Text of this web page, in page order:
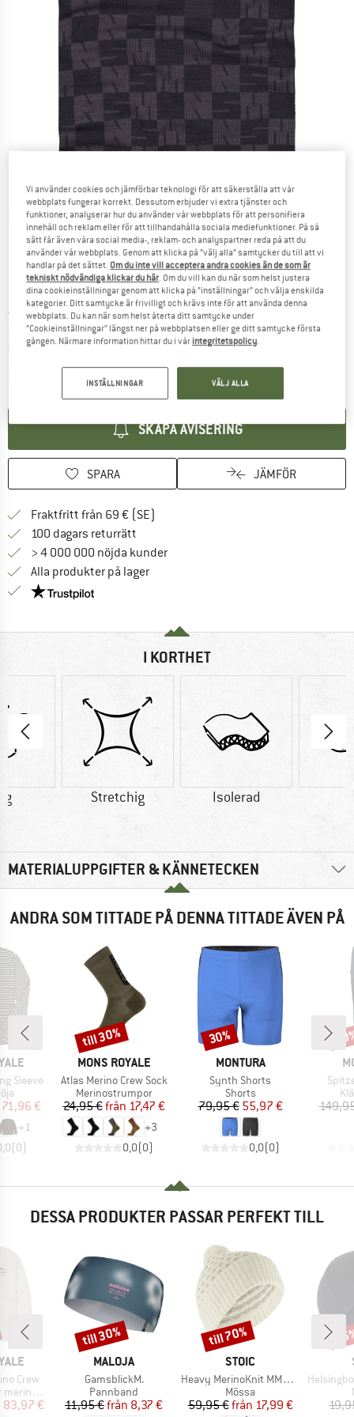
Detaljbilder
Pris:
44,95€ inkl. moms
KR492,00
plus fraktkostnaderInformation om fraktkostnader. Öppnas i en inforuta
Produkten är för tillfället tyvärr slutsåld Länken öppnas i en inforuta
SKAPA AVISERING
SPARA JÄMFÖR
Fraktfritt från 69 € (SE)
100 dagars returrätt
> 4 000 000 nöjda kunder
Alla produkter på lager
Trust Pilot-garanti - hitta all information här!
I KORTHET
g Stretchig Isolerad
MATERIALUPPGIFTER & KÄNNETECKEN
ANDRA SOM TITTADE PÅ DENNA TITTADE ÄVEN PÅ
Sleeve
pris
71,96 €
+1
(0)
VARUMÄRKE
MONS ROYALE
Produkter
Atlas Merino Crew Sock
Produktgrupp
Merinostrumpor
Pris
24,95 € Reducerat pris
från 17,47 €
+3
0,0(0)
Rabatt
till 30%
VARUMÄRKE
MONTURA
Produkter
Synth Shorts
Produktgrupp
Shorts
Pris
79,95 €Reducerat pris
55,97 €
0,0(0)
Rabatt
30%
DESSA PRODUKTER PASSAR PERFEKT TILL
Crew
pris
83,97 €
VARUMÄRKE
MALOJA
Produkter
GamsblickM.
Produktgrupp
Pannband
Pris
11,95 € Reducerat pris
från 8,37 €
Rabatt
till 30%
VARUMÄRKE
STOIC
Produkter
Heavy MerinoKnit MMXX.Norrbotten Beanie
Produktgrupp
Mössa
Pris
59,95 € Reducerat pris
från 17,99 €
Rabatt
till 70%
Produkter
Vi använder cookies och jämförbar teknologi för att säkerställa att vår
webbplats fungerar korrekt. Dessutom erbjuder vi extra tjänster och
funktioner, analyserar hur du använder vår webbplats för att personifiera
innehåll och reklam eller för att tillhandahålla sociala mediefunktioner. På så
sätt får även våra social media-, reklam- och analyspartner reda på att du
använder vår webbplats. Genom att klicka på ”välj alla” samtycker du till att vi
handlar på det sättet. Om du inte vill acceptera andra cookies än de som är
tekniskt nödvändiga klickar du här. Om du vill kan du när som helst justera
dina cookieinställningar genom att klicka på ”inställningar” och välja enskilda
kategorier. Ditt samtycke är frivilligt och krävs inte för att använda denna
webbplats. Du kan när som helst återta ditt samtycke under
”Cookieinställningar” längst ner på webbplatsen eller ge ditt samtycke första
gången. Närmare information hittar du i vår integritetspolicy.
INSTÄLLNINGAR VÄLJ ALLA